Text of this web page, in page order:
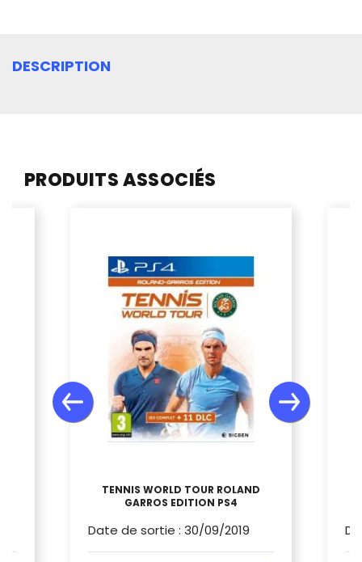
DESCRIPTION
PRODUITS ASSOCIÉS
TENNIS WORLD TOUR ROLAND
GARROS EDITION PS4
Date de sortie : 30/09/2019